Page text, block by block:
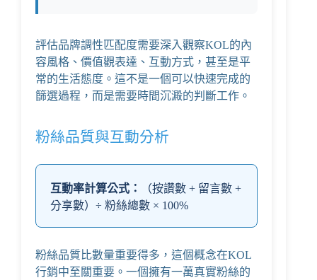
評估品牌調性匹配度需要深入觀察KOL的內
容風格、價值觀表達、互動方式，甚至是平
常的生活態度。這不是一個可以快速完成的
篩選過程，而是需要時間沉澱的判斷工作。
粉絲品質與互動分析
互動率計算公式：
（按讚數 + 留言數 +
分享數）÷ 粉絲總數 × 100%
粉絲品質比數量重要得多，這個概念在KOL
行銷中至關重要。一個擁有一萬真實粉絲的